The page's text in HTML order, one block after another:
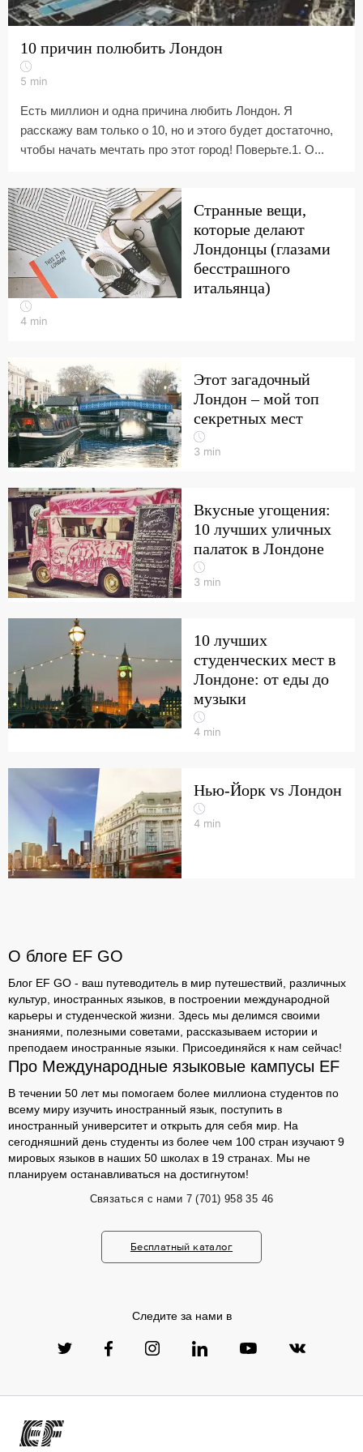
10 причин полюбить Лондон
5 min
Есть миллион и одна причина любить Лондон. Я
расскажу вам только о 10, но и этого будет достаточно,
чтобы начать мечтать про этот город! Поверьте.1. О...
Странные вещи,
которые делают
Лондонцы (глазами
бесстрашного
итальянца)
4 min
Этот загадочный
Лондон – мой топ
секретных мест
3 min
Вкусные угощения:
10 лучших уличных
палаток в Лондоне
3 min
10 лучших
студенческих мест в
Лондоне: от еды до
музыки
4 min
Нью-Йорк vs Лондон
4 min
О блоге EF GO
Блог EF GO - ваш путеводитель в мир путешествий, различных
культур, иностранных языков, в построении международной
карьеры и студенческой жизни. Здесь мы делимся своими
знаниями, полезными советами, рассказываем истории и
преподаем иностранные языки. Присоединяйся к нам сейчас!
Про Международные языковые кампусы EF
В течении 50 лет мы помогаем более миллиона студентов по
всему миру изучить иностранный язык, поступить в
иностранный университет и открыть для себя мир. На
сегодняшний день студенты из более чем 100 стран изучают 9
мировых языков в наших 50 школах в 19 странах. Мы не
планируем останавливаться на достигнутом!
Связаться с нами 7 (701) 958 35 46
Бесплатный каталог
Следите за нами в